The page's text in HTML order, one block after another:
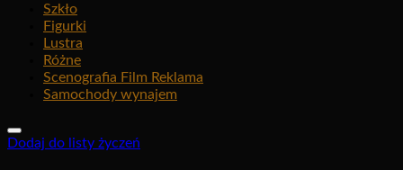
Szkło
Figurki
Lustra
Różne
Scenografia Film Reklama
Samochody wynajem
Dodaj do listy życzeń